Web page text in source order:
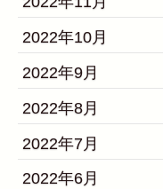
2022年10月
2022年9月
2022年8月
2022年7月
2022年6月